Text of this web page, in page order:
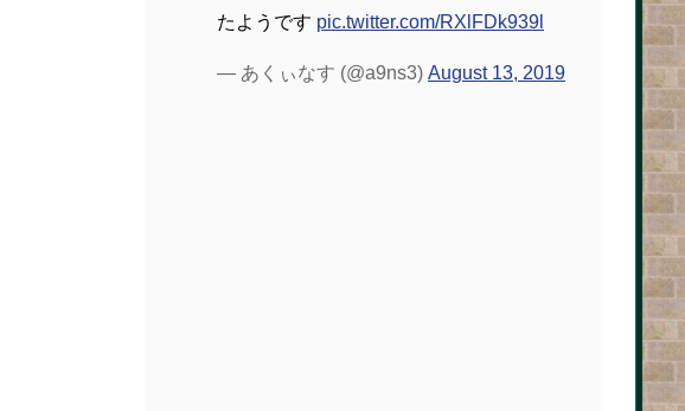
たようです pic.twitter.com/RXlFDk939l
— あくぃなす (@a9ns3) August 13, 2019